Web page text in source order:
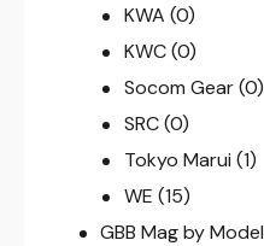
KWA (0)
KWC (0)
Socom Gear (0)
SRC (0)
Tokyo Marui (1)
WE (15)
GBB Mag by Model